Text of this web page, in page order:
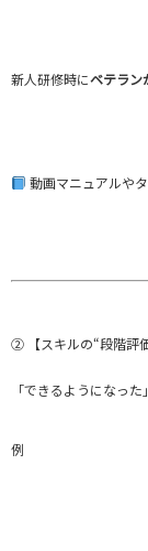
新人研修時にベテラン
動画マニュアルや
② 【スキルの“段階評
「できるようになっ
例